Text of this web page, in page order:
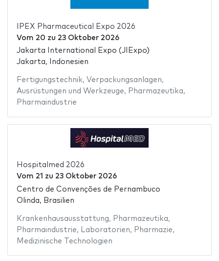
IPEX Pharmaceutical Expo 2026
Vom 20 zu 23 Oktober 2026
Jakarta International Expo (JIExpo)
Jakarta, Indonesien
Fertigungstechnik, Verpackungsanlagen,
Ausrüstungen und Werkzeuge, Pharmazeutika,
Pharmaindustrie
Hospitalmed 2026
Vom 21 zu 23 Oktober 2026
Centro de Convenções de Pernambuco
Olinda, Brasilien
Krankenhausausstattung, Pharmazeutika,
Pharmaindustrie, Laboratorien, Pharmazie,
Medizinische Technologien